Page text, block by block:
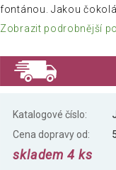
fontánou. Jakou
Zobrazit podrobnější
Katalogové číslo:
Cena dopravy od:
skladem 4 ks